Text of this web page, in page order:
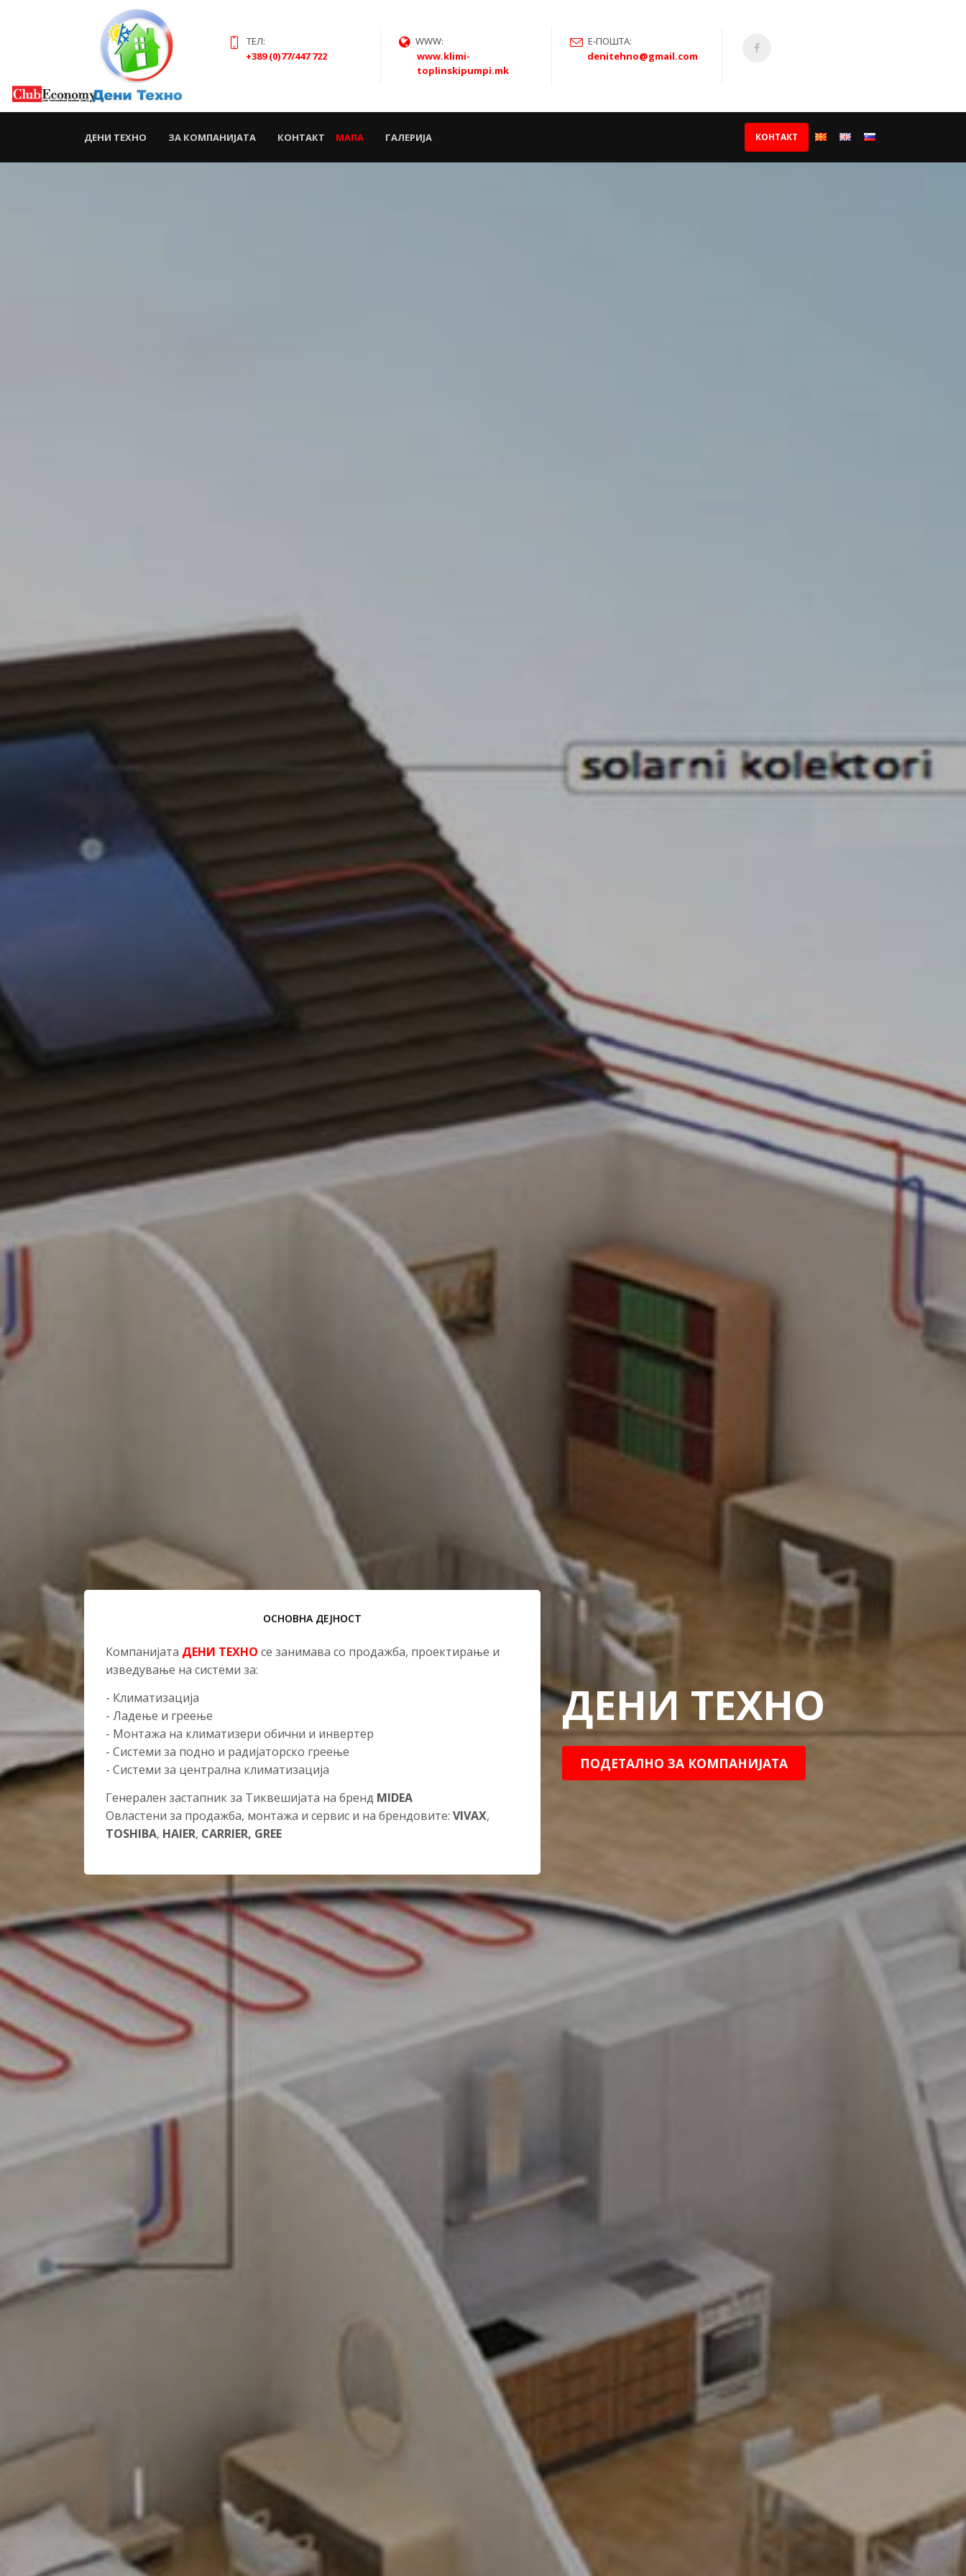
ТЕЛ:
+389 (0)77/447 722
WWW:
www.klimi-
toplinskipumpi.mk
Е-ПОШТА:
denitehno@gmail.com
ДЕНИ ТЕХНО (CURRENT)
ЗА КОМПАНИЈАТА КОНТАКТ МАПА ГАЛЕРИЈА КОНТАКТ
ОСНОВНА ДЕЈНОСТ
Компанијата ДЕНИ ТЕХНО се занимава со продажба, проектирање и
изведување на системи за:
- Климатизација
- Ладење и греење
- Монтажа на климатизери обични и инвертер
- Системи за подно и радијаторско греење
- Системи за централна климатизација
Генерален застапник за Тиквешијата на бренд MIDEA
Овластени за продажба, монтажа и сервис и на брендовите: VIVAX,
TOSHIBA, HAIER, CARRIER, GREE
ДЕНИ ТЕХНО
ПОДЕТАЛНО ЗА КОМПАНИЈАТА